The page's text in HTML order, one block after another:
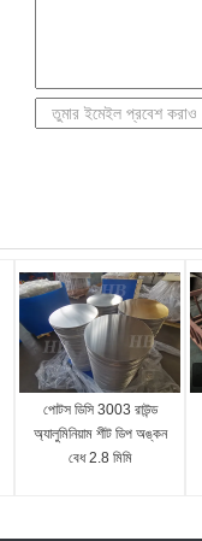
পোটস ডিসি 3003 রাউন্ড
অ্যালুমিনিয়াম শীট ডিপ অঙ্কন
বেধ 2.8 মিমি